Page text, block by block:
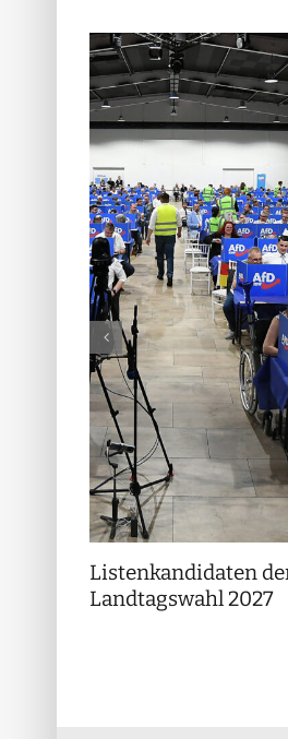
Listenkandidaten
Landtagswahl 2027